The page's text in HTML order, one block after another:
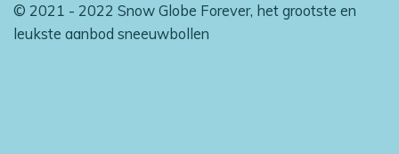
© 2021 - 2022 Snow Globe Forever, het grootste en
leukste aanbod sneeuwbollen